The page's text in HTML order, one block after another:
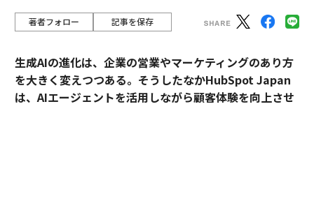
著者フォロー 記事を保存
生成AIの進化は、企業の営業やマーケティングのあり方
を大きく変えつつある。そうしたなかHubSpot Japan
は、AIエージェントを活用しながら顧客体験を向上させ